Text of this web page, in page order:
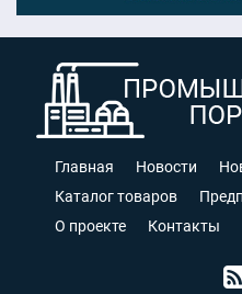
Главная Новости
Каталог товаров
О проекте
Контакты